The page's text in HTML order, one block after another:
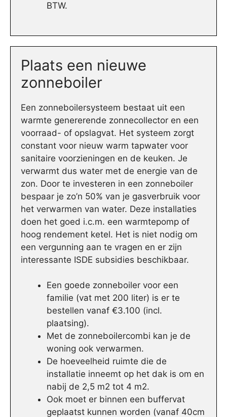
BTW.
Plaats een nieuwe
zonneboiler
Een zonneboilersysteem bestaat uit een
warmte genererende zonnecollector en een
voorraad- of opslagvat. Het systeem zorgt
constant voor nieuw warm tapwater voor
sanitaire voorzieningen en de keuken. Je
verwarmt dus water met de energie van de
zon. Door te investeren in een zonneboiler
bespaar je zo’n 50% van je gasverbruik voor
het verwarmen van water. Deze installaties
doen het goed i.c.m. een warmtepomp of
hoog rendement ketel. Het is niet nodig om
een vergunning aan te vragen en er zijn
interessante ISDE subsidies beschikbaar.
Een goede zonneboiler voor een
familie (vat met 200 liter) is er te
bestellen vanaf €3.100 (incl.
plaatsing).
Met de zonneboilercombi kan je de
woning ook verwarmen.
De hoeveelheid ruimte die de
installatie inneemt op het dak is om en
nabij de 2,5 m2 tot 4 m2.
Ook moet er binnen een buffervat
geplaatst kunnen worden (vanaf 40cm